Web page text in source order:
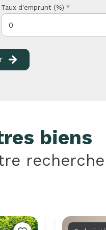
Taux d'emprunt (%) *
biens
recherche